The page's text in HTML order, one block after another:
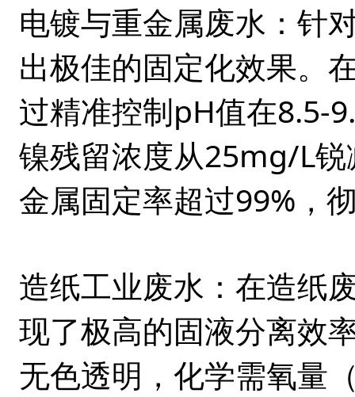
电镀与重金属废水 ：针
出极佳的固定化效果。
过精准控制pH值在8.5-
镍残留浓度从25mg/L
金属固定率超过99%，
造纸工业废水 ：在造纸
现了极高的固液分离效
无色透明，化学需氧量